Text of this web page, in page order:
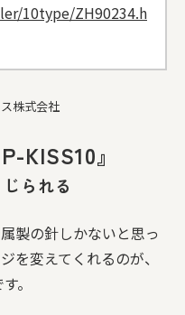
10type/ZH90234.h
株式会社
KISS10』
られる
製の針しかないと思っ
変えてくれるのが、
。